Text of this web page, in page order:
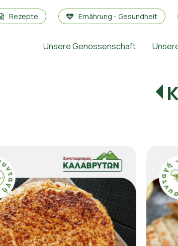
Rezepte Ernährung - Gesundheit
Unsere Genossenschaft